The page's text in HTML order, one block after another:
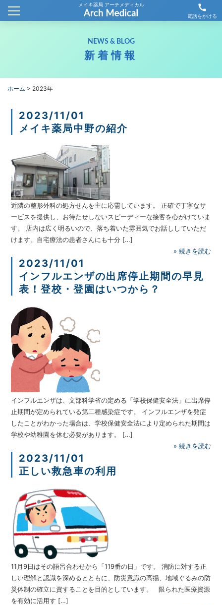
メイキ薬局 アーチメディカル call
電話をかける
ホーム
新着情報
採用情報
お問合せ
NEWS & BLOG
新着情報
ホーム > 2023年
2023/11/01
メイキ薬局中野の紹介
近隣の整形外科の処方せんを主に応需しています。 正確で丁寧なサ
ービスを提供し、お待たせしないスピーディーな接客を心がけていま
す。 店内は広く明るいので、落ち着いた雰囲気でお話ししていただ
けます。自宅療法の患者さんにも十分 […]
» 続きを読む
2023/11/01
インフルエンザの出席停止期間の早見
表！登校・登園はいつから？
インフルエンザは、文部科学省の定める「学校保健安全法」に出席停
止期間が定められている第二種感染症です。 インフルエンザを発症
したことがわかった場合は、学校保健安全法により定められた期間は
学校や幼稚園を休む必要があります。 […]
» 続きを読む
2023/11/01
正しい救急車の利用
11月9日はその語呂合わせから「119番の日」です。 消防に対する正
しい理解と認識を深めるとともに、防災意識の高揚、地域ぐるみの防
災体制の確立に資することを目的としています。 限られた医療資源
を有効に活用す […]